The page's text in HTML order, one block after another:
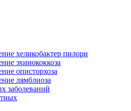
хеликобактер пилори
эхинококкоза
описторхоза
лямблиоза
заболеваний